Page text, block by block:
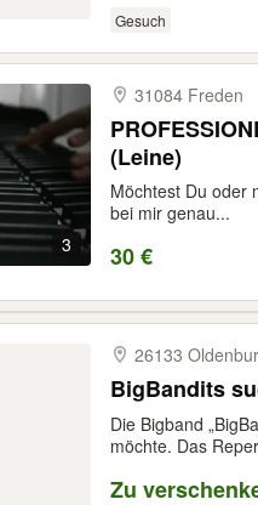
Gesuch
3
31084 Freden
(Leine)
Möchtest Du oder
bei mir genau...
30 €
26133
BigBandits
Die Bigband
möchte. Das
Zu